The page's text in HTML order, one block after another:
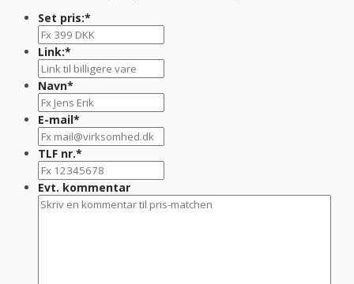
Set pris:*
Link:*
Navn*
E-mail*
TLF nr.*
Evt. kommentar